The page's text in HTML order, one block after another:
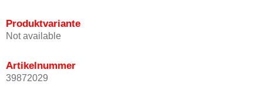
Produktvariante
Not available
Artikelnummer
39872029